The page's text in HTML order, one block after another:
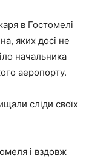
в Гостомелі
яких досі не
начальника
аеропорту.
сліди своїх
і вздовж